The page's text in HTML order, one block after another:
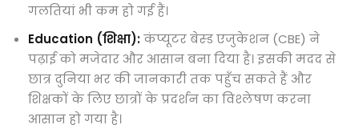
गलतियां भी कम हो गई हैं।
Education (शिक्षा):कंप्यूटर बेस्ड एजुकेशन (CBE) ने
पढ़ाई को मजेदार और आसान बना दिया है। इसकी मदद से
छात्र दुनिया भर की जानकारी तक पहुँच सकते हैं और
शिक्षकों के लिए छात्रों के प्रदर्शन का विश्लेषण करना
आसान हो गया है।